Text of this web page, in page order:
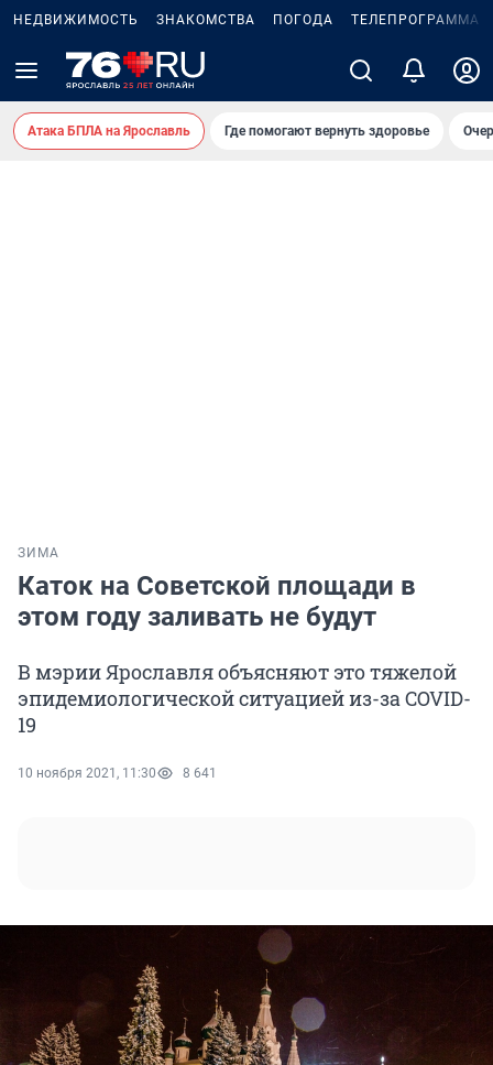
НЕДВИЖИМОСТЬ ЗНАКОМСТВА ПОГОДА ТЕЛЕПРОГРАММА
Атака БПЛА на Ярославль Где помогают вернуть здоровье
ЗИМА
Каток на Советской площади в
этом году заливать не будут
В мэрии Ярославля объясняют это тяжелой
эпидемиологической ситуацией из-за COVID-
19
10 ноября 2021, 11:30 8 641